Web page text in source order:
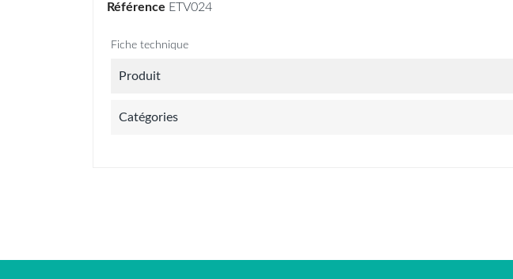
Référence ETV024
Fiche technique
Produit
Catégories